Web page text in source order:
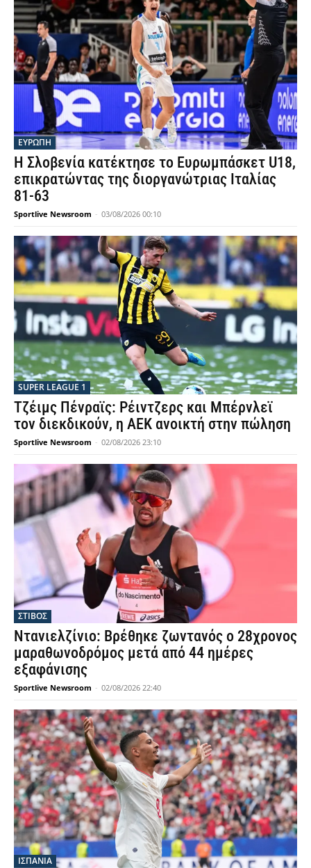
ΕΥΡΩΠΗ
Η Σλοβενία κατέκτησε το Ευρωμπάσκετ U18,
επικρατώντας της διοργανώτριας Ιταλίας
81-63
Sportlive Newsroom - 03/08/2026 00:10
SUPER LEAGUE 1
Τζέιμς Πένραϊς: Ρέιντζερς και Μπέρνλεϊ
τον διεκδικούν, η ΑΕΚ ανοικτή στην πώληση
Sportlive Newsroom - 02/08/2026 23:10
ΣΤΙΒΟΣ
Ντανιελζίνιο: Βρέθηκε ζωντανός ο 28χρονος
μαραθωνοδρόμος μετά από 44 ημέρες
εξαφάνισης
Sportlive Newsroom - 02/08/2026 22:40
ΙΣΠΑΝΙΑ